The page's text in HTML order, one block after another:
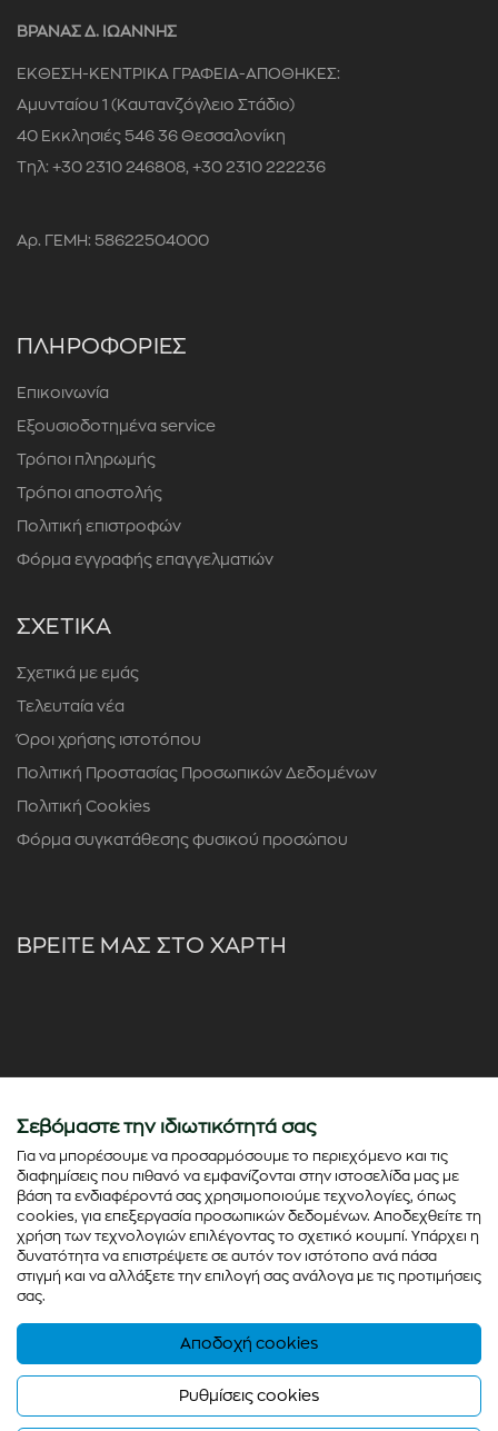
ΒΡΑΝΑΣ Δ. ΙΩΑΝΝΗΣ
ΕΚΘΕΣΗ-ΚΕΝΤΡΙΚΑ ΓΡΑΦΕΙΑ-ΑΠΟΘΗΚΕΣ:
Αμυνταίου 1 (Καυτανζόγλειο Στάδιο)
40 Εκκλησιές 546 36 Θεσσαλονίκη
Τηλ: +30 2310 246808, +30 2310 222236
Αρ. ΓΕΜΗ: 58622504000
ΠΛΗΡΟΦΟΡΙΕΣ
Επικοινωνία
Εξουσιοδοτημένα service
Τρόποι πληρωμής
Τρόποι αποστολής
Πολιτική επιστροφών
Φόρμα εγγραφής επαγγελματιών
ΣΧΕΤΙΚΑ
Σχετικά με εμάς
Τελευταία νέα
Όροι χρήσης ιστοτόπου
Πολιτική Προστασίας Προσωπικών Δεδομένων
Πολιτική Cookies
Φόρμα συγκατάθεσης φυσικού προσώπου
ΒΡΕΙΤΕ ΜΑΣ ΣΤΟ ΧΑΡΤΗ
© Copyright 2026 - colorato.net All rights reserved
Powered byThinx - Running on
Σεβόμαστε την ιδιωτικότητά σας
Για να μπορέσουμε να προσαρμόσουμε το περιεχόμενο και τις
διαφημίσεις που πιθανό να εμφανίζονται στην ιστοσελίδα μας με
βάση τα ενδιαφέροντά σας χρησιμοποιούμε τεχνολογίες, όπως
cookies, για επεξεργασία προσωπικών δεδομένων. Αποδεχθείτε τη
χρήση των τεχνολογιών επιλέγοντας το σχετικό κουμπί. Υπάρχει η
δυνατότητα να επιστρέψετε σε αυτόν τον ιστότοπο ανά πάσα
στιγμή και να αλλάξετε την επιλογή σας ανάλογα με τις προτιμήσεις
σας.
Αποδοχή cookies
Ρυθμίσεις cookies